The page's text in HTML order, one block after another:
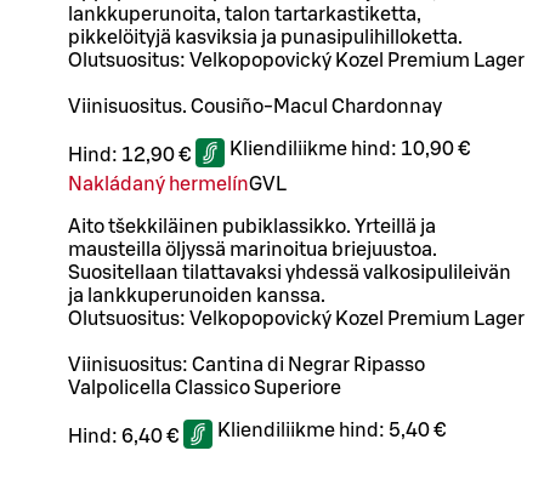
lankkuperunoita, talon tartarkastiketta,
pikkelöityjä kasviksia ja punasipulihilloketta.
Olutsuositus: Velkopopovický Kozel Premium Lager
Viinisuositus. Cousiño-Macul Chardonnay
Hind: 12,90 € Kliendiliikme hind: 10,90 €
Nakládaný hermelínGVL
Aito tšekkiläinen pubiklassikko. Yrteillä ja
mausteilla öljyssä marinoitua briejuustoa.
Suositellaan tilattavaksi yhdessä valkosipulileivän
ja lankkuperunoiden kanssa.
Olutsuositus: Velkopopovický Kozel Premium Lager
Viinisuositus: Cantina di Negrar Ripasso
Valpolicella Classico Superiore
Hind: 6,40 € Kliendiliikme hind: 5,40 €